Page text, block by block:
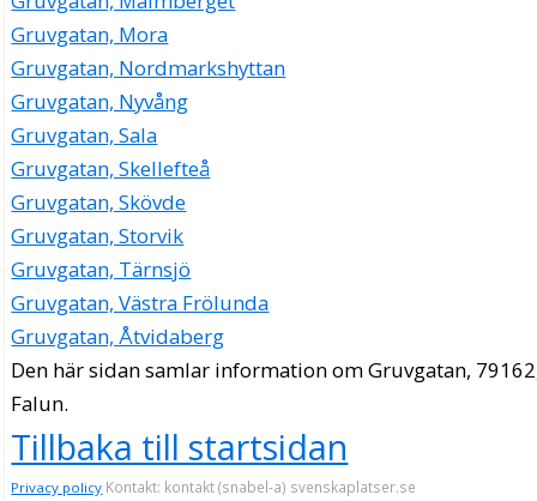
Gruvgatan, Mora
Gruvgatan, Nordmarkshyttan
Gruvgatan, Nyvång
Gruvgatan, Sala
Gruvgatan, Skellefteå
Gruvgatan, Skövde
Gruvgatan, Storvik
Gruvgatan, Tärnsjö
Gruvgatan, Västra Frölunda
Gruvgatan, Åtvidaberg
Den här sidan samlar information om Gruvgatan,
Falun.
Tillbaka till startsidan
Privacy policy Kontakt: kontakt (snabel-a) svenskaplatser.se